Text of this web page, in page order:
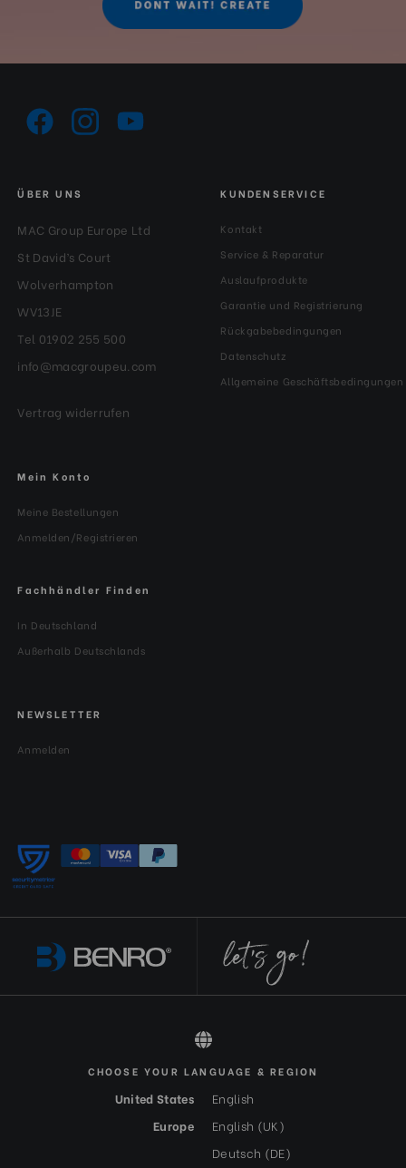
ÜBER UNS
MAC Group Europe Ltd
St David’s Court
Wolverhampton
WV13JE
Tel 01902 255 500
info@macgroupeu.com
Vertrag widerrufen
KUNDENSERVICE
Kontakt
Service & Reparatur
Auslaufprodukte
Garantie und Registrierung
Rückgabebedingungen
Datenschutz
Allgemeine Geschäftsbedingungen
Mein Konto
Meine Bestellungen
Anmelden/Registrieren
Fachhändler Finden
In Deutschland
Außerhalb Deutschlands
NEWSLETTER
Anmelden
All rights reserved 2026 © Benro DE-EUR
CHOOSE YOUR LANGUAGE & REGION
United States
English
Europe
English (UK)
Deutsch (DE)